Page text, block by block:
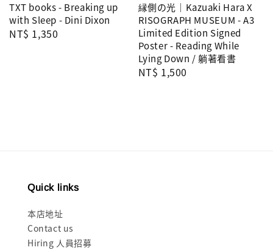
TXT books - Breaking up
with Sleep - Dini Dixon
Regular
NT$ 1,350
縁側の光｜Kazuaki Hara X
RISOGRAPH MUSEUM - A3
Limited Edition Signed
Poster - Reading While
Lying Down / 躺著看書
Regular
NT$ 1,500
Quick links
本店地址
Contact us
Hiring 人員招募